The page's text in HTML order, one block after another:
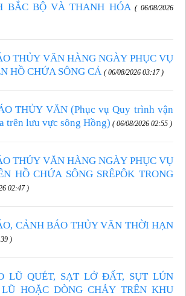
BẮC BỘ VÀ THANH HÓA( 06/08/2026
THỦY VĂN HÀNG NGÀY PHỤC VỤ
HỒ CHỨA SÔNG CẢ ( 06/08/2026 03:17 )
THỦY VĂN (Phục vụ Quy trình vận
trên lưu vực sông Hồng) ( 06/08/2026 02:55 )
THỦY VĂN HÀNG NGÀY PHỤC VỤ
HỒ CHỨA SÔNG SRÊPÔK TRONG
02:47 )
CẢNH BÁO THỦY VĂN THỜI HẠN
)
LŨ QUÉT, SẠT LỞ ĐẤT, SỤT LÚN
HOẶC DÒNG CHẢY TRÊN KHU